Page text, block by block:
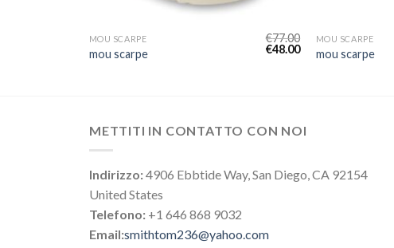
MOU SCARPE
mou scarpe
€77.00
€48.00
MOU SCARPE
mou scarpe
METTITI IN CONTATTO CON NOI
Indirizzo:4906 Ebbtide Way, San Diego, CA 92154
United States
Telefono: +1 646 868 9032
Email:smithtom236@yahoo.com